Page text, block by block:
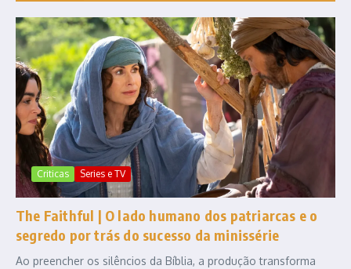
Criticas Series e TV
The Faithful | O lado humano dos patriarcas e o
segredo por trás do sucesso da minissérie
Ao preencher os silêncios da Bíblia, a produção transforma